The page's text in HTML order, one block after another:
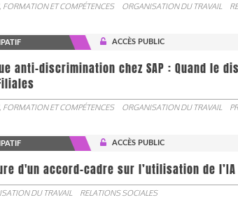
FORMATION ET COMPÉTENCES ORGANISATION DU TRAVAIL
ACCÈS PUBLIC
anti-discrimination chez SAP : Quand le
FORMATION ET COMPÉTENCES ORGANISATION DU TRAVAIL
ACCÈS PUBLIC
d'un accord-cadre sur l’utilisation de
DU TRAVAIL RELATIONS SOCIALES